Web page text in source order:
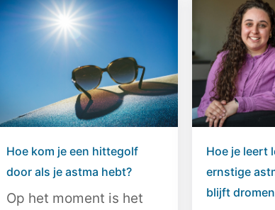
Hoe kom je een hittegolf
door als je astma hebt?
Op het moment is het
Hoe je leert
ernstige
blijft dromen